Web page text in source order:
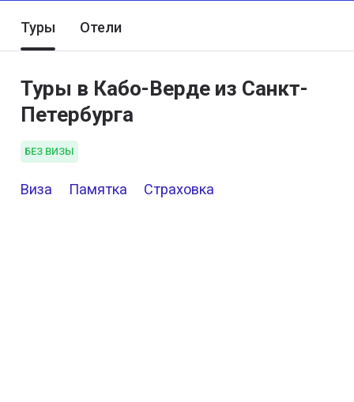
Туры Отели
Туры в Кабо-Верде из Санкт-
Петербурга
БЕЗ ВИЗЫ
Виза Памятка Страховка